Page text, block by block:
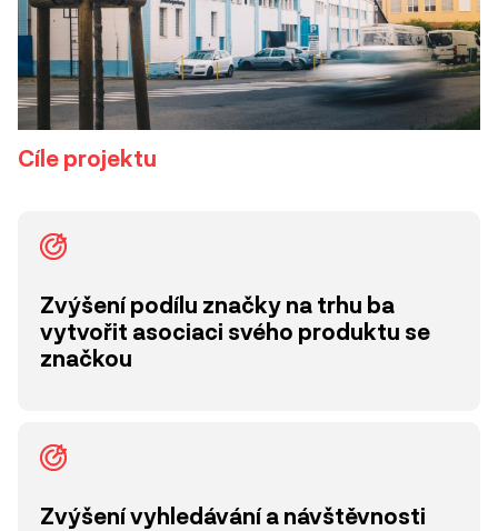
Cíle projektu
Zvýšení podílu značky na trhu ba
vytvořit asociaci svého produktu se
značkou
Zvýšení vyhledávání a návštěvnosti